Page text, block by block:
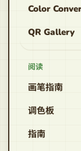
Color
QR Gallery
阅读
画笔指南
调色板
指南